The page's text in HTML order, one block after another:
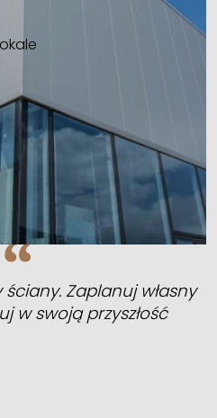
Zaplanuj własny
w swoją przyszłość